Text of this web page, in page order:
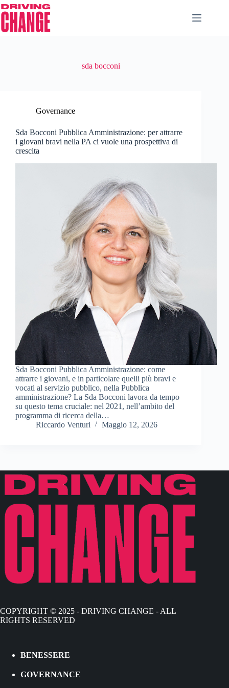
sda bocconi
Governance
Sda Bocconi Pubblica Amministrazione: per attrarre
i giovani bravi nella PA ci vuole una prospettiva di
crescita
Sda Bocconi Pubblica Amministrazione: come
attrarre i giovani, e in particolare quelli più bravi e
vocati al servizio pubblico, nella Pubblica
amministrazione? La Sda Bocconi lavora da tempo
su questo tema cruciale: nel 2021, nell’ambito del
programma di ricerca della…
Riccardo Venturi
Maggio 12, 2026
COPYRIGHT © 2025 - DRIVING CHANGE - ALL
RIGHTS RESERVED
BENESSERE
GOVERNANCE